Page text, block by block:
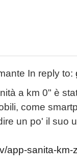
In reply to:
a km 0" è
come
un po' il suo
app-sanita-km-